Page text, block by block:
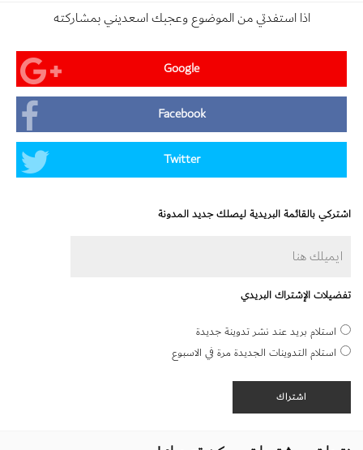
اذا استفدتي من الموضوع وعجبك اسعديني بمشاركته
Google
Facebook
Twitter
اشتركي بالقائمة البريدية ليصلك جديد المدونة
تفضيلات الإشتراك البريدي
استلام بريد عند نشر تدوينة جديدة
استلام التدوينات الجديدة مرة في الاسبوع